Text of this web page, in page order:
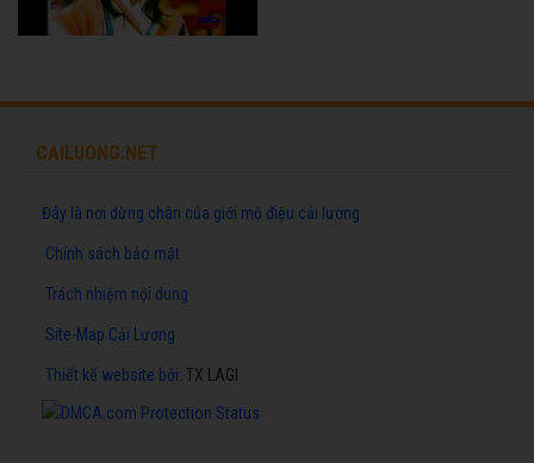
CAILUONG.NET
Đây là nơi dừng chân của giới mộ điệu cải lương
Chính sách bảo mật
Trách nhiệm nội dung
Site-Map Cải Lương
Thiết kế website bởi: TX LAGI